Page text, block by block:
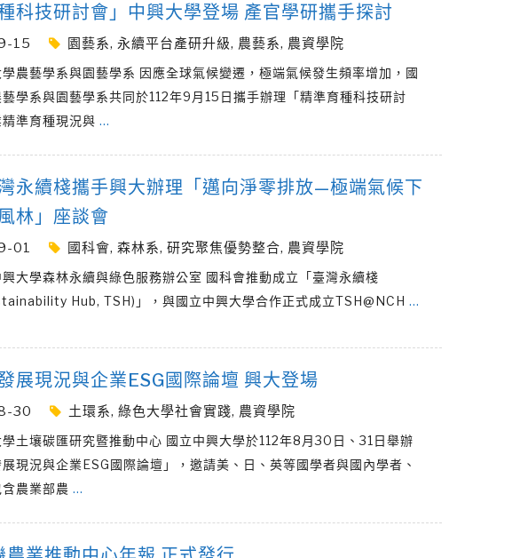
種科技研討會」中興大學登場 產官學研攜手探討
15 園藝系, 永續平台產研升級, 農藝系, 農資學院
農藝學系與園藝學系 因應全球氣候變遷，極端氣候發生頻率增加，國
學系與園藝學系共同於112年9月15日攜手辦理「精準育種科技研討
準育種現況與 …
永續棧攜手興大辦理「邁向淨零排放—極端氣候下
林」座談會
01 國科會, 森林系, 研究聚焦優勢整合, 農資學院
大學森林永續與綠色服務辦公室 國科會推動成立「臺灣永續棧
Hub, TSH)」，與國立中興大學合作正式成立TSH@NCH …
展現況與企業ESG國際論壇 興大登場
30 土環系, 綠色大學社會實踐, 農資學院
土壤碳匯研究暨推動中心 國立中興大學於112年8月30日、31日舉辦
展現況與企業ESG國際論壇」，邀請美、日、英等國學者與國內學者、
農業部農 …